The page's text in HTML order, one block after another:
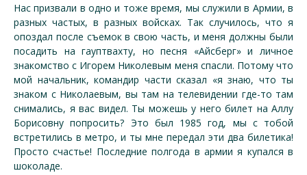
Нас призвали в одно и тоже время, мы служили в Армии, в
разных частых, в разных войсках. Так случилось, что я
опоздал после съемок в свою часть, и меня должны были
посадить на гауптвахту, но песня «Айсберг» и личное
знакомство с Игорем Николевым меня спасли. Потому что
мой начальник, командир части сказал «я знаю, что ты
знаком с Николаевым, вы там на телевидении где-то там
снимались, я вас видел. Ты можешь у него билет на Аллу
Борисовну попросить? Это был 1985 год, мы с тобой
встретились в метро, и ты мне передал эти два билетика!
Просто счастье! Последние полгода в армии я купался в
шоколаде.